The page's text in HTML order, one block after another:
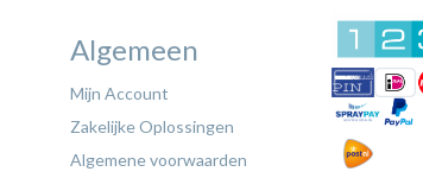
Algemeen
Mijn Account
Zakelijke Oplossingen
Algemene voorwaarden